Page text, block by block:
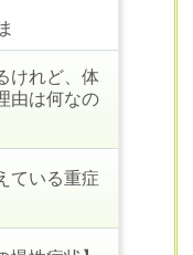
けれど、体
由は何なの
ている重症